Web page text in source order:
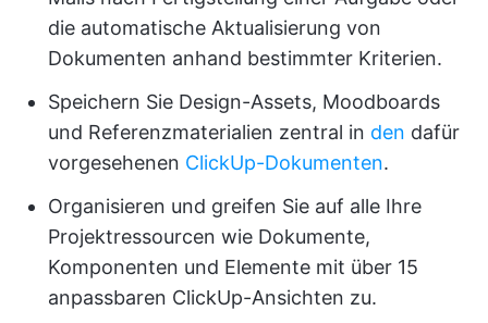
die automatische Aktualisierung von
Dokumenten anhand bestimmter Kriterien.
Speichern Sie Design-Assets, Moodboards
und Referenzmaterialien zentral in den dafür
vorgesehenen ClickUp-Dokumenten.
Organisieren und greifen Sie auf alle Ihre
Projektressourcen wie Dokumente,
Komponenten und Elemente mit über 15
anpassbaren ClickUp-Ansichten zu.